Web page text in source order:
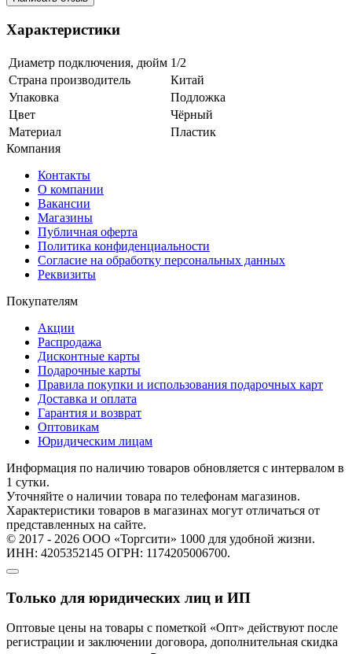
Характеристики
Диаметр подключения, дюйм 1/2
Страна производитель
Китай
Упаковка
Подложка
Цвет
Чёрный
Материал
Пластик
Компания
Контакты
О компании
Вакансии
Магазины
Публичная оферта
Политика конфиденциальности
Согласие на обработку персональных данных
Реквизиты
Покупателям
Акции
Распродажа
Дисконтные карты
Подарочные карты
Правила покупки и использования подарочных карт
Доставка и оплата
Гарантия и возврат
Оптовикам
Юридическим лицам
Информация по наличию товаров обновляется с интервалом в
1 сутки.
Уточняйте о наличии товара по телефонам магазинов.
Характеристики товаров в магазинах могут отличаться от
представленных на сайте.
© 2017 - 2026 ООО «Торгсити» 1000 для удобной жизни.
ИНН: 4205352145 ОГРН: 1174205006700.
Только для юридических лиц и ИП
Оптовые цены на товары с пометкой «Опт» действуют после
регистрации и заключении договора, дополнительная скидка